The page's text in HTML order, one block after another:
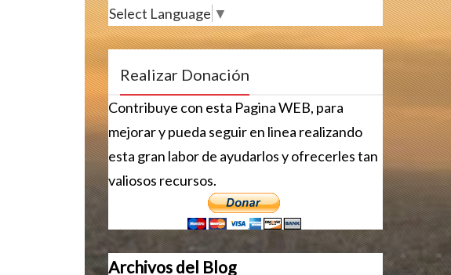
Select Language ▼
Realizar Donación
Contribuye con esta Pagina WEB, para
mejorar y pueda seguir en linea realizando
esta gran labor de ayudarlos y ofrecerles tan
valiosos recursos.
Archivos del Blog